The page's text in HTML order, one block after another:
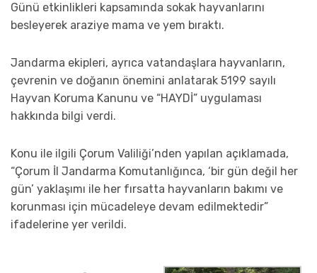
Günü etkinlikleri kapsamında sokak hayvanlarını
besleyerek araziye mama ve yem bıraktı.
Jandarma ekipleri, ayrıca vatandaşlara hayvanların,
çevrenin ve doğanın önemini anlatarak 5199 sayılı
Hayvan Koruma Kanunu ve “HAYDİ” uygulaması
hakkında bilgi verdi.
Konu ile ilgili Çorum Valiliği’nden yapılan açıklamada,
“Çorum İl Jandarma Komutanlığınca, ‘bir gün değil her
gün’ yaklaşımı ile her fırsatta hayvanların bakımı ve
korunması için mücadeleye devam edilmektedir”
ifadelerine yer verildi.